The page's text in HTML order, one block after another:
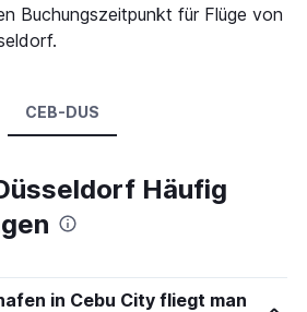
Buchungszeitpunkt für Flüge von
CEB-DUS
Häufig
in Cebu City fliegt man